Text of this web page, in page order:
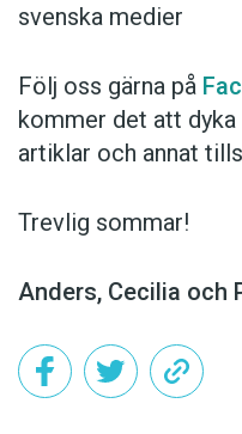
svenska medier
Följ oss gärna på
kommer det att
artiklar och annat
Trevlig sommar!
Anders, Cecilia och